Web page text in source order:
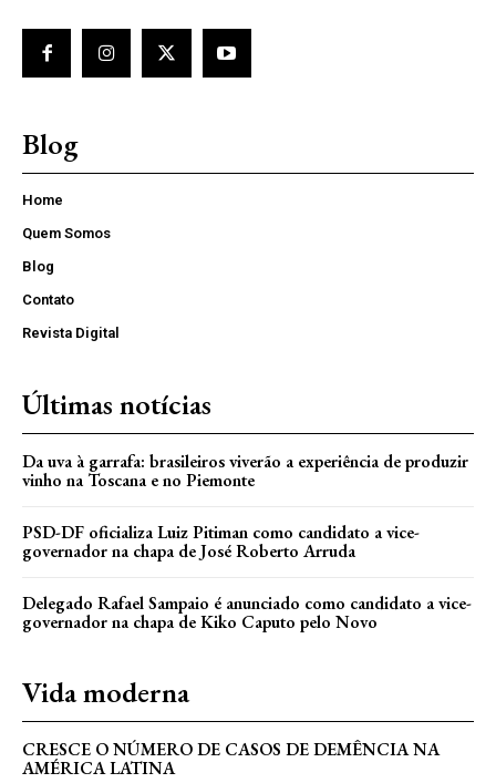
Blog
Home
Quem Somos
Blog
Contato
Revista Digital
Últimas notícias
Da uva à garrafa: brasileiros viverão a experiência de produzir
vinho na Toscana e no Piemonte
PSD-DF oficializa Luiz Pitiman como candidato a vice-
governador na chapa de José Roberto Arruda
Delegado Rafael Sampaio é anunciado como candidato a vice-
governador na chapa de Kiko Caputo pelo Novo
Vida moderna
CRESCE O NÚMERO DE CASOS DE DEMÊNCIA NA
AMÉRICA LATINA